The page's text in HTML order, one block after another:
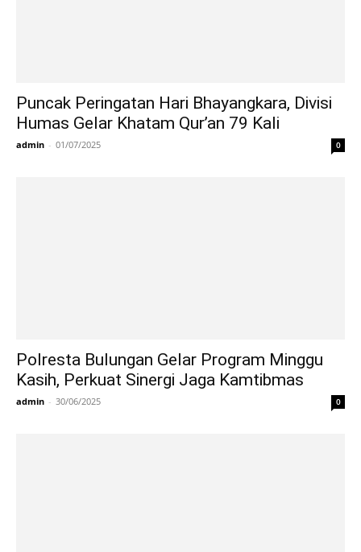
Puncak Peringatan Hari Bhayangkara, Divisi
Humas Gelar Khatam Qur’an 79 Kali
admin - 01/07/2025 0
Polresta Bulungan Gelar Program Minggu
Kasih, Perkuat Sinergi Jaga Kamtibmas
admin - 30/06/2025 0